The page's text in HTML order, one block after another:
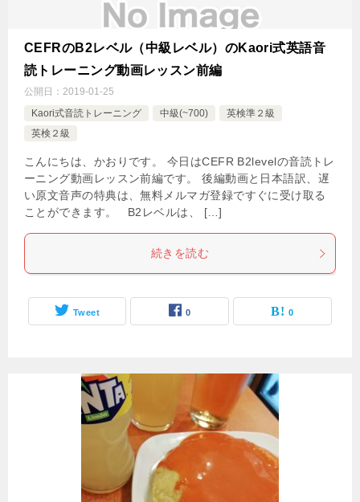
CEFRのB2レベル（中級レベル）のKaori式英語音
読トレーニング動画レッスン前編
公開日： 2019-01-25
Kaori式音読トレーニング
中級(~700)
英検準２級
英検２級
こんにちは、かおりです。 今日はCEFR B2levelの音読トレ
ーニング動画レッスン前編です。 後編動画と日本語訳、遅
い原文音声の特典は、無料メルマガ登録ですぐに受け取る
ことができます。 B2レベルは、 […]
続きを読む
Tweet 0 0